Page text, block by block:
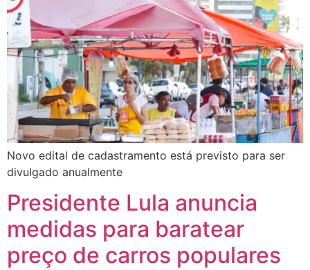
Novo edital de cadastramento está previsto para ser
divulgado anualmente
Presidente Lula anuncia
medidas para baratear
preço de carros populares